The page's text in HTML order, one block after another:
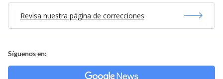
Revisa nuestra página de correcciones
Síguenos en: